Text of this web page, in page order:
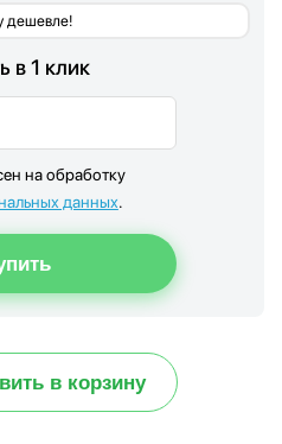
дешевле!
в 1 клик
на обработку
данных.
в корзину